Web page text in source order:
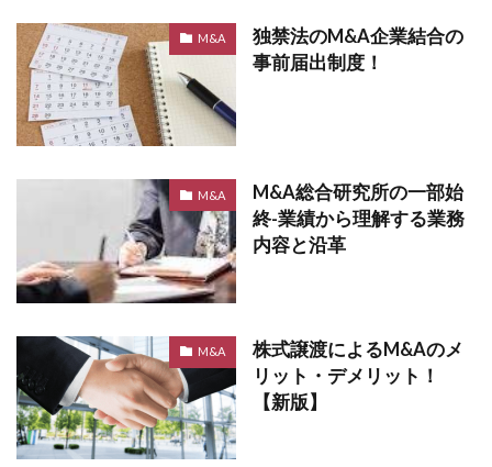
M&A
独禁法のM&A企業結合の
事前届出制度！
M&A
M&A総合研究所の一部始
終-業績から理解する業務
内容と沿革
M&A
株式譲渡によるM&Aのメ
リット・デメリット！
【新版】